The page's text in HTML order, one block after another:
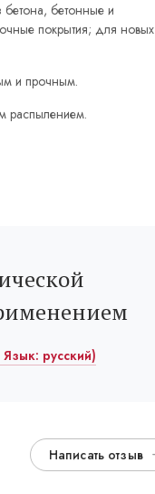
бетонные и
покрытия; для новых
и прочным.
распылением.
русский)
Написать отзыв